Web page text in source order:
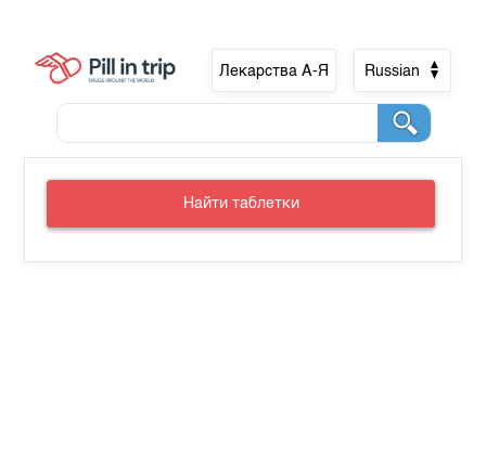
Лекарства А-Я Russian
Найти таблетки